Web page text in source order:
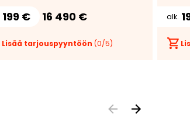
199 € 16 490 €
Lisää tarjouspyyntöön (0/5)
alk.